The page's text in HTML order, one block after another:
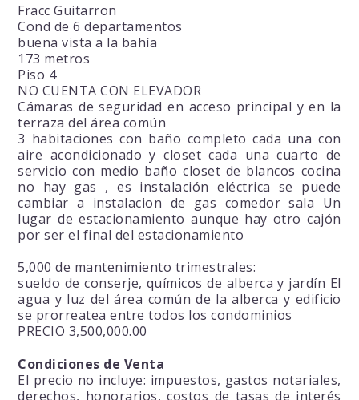
Fracc Guitarron
Cond de 6 departamentos
buena vista a la bahía
173 metros
Piso 4
NO CUENTA CON ELEVADOR
Cámaras de seguridad en acceso principal y en la
terraza del área común
3 habitaciones con baño completo cada una con
aire acondicionado y closet cada una cuarto de
servicio con medio baño closet de blancos cocina
no hay gas , es instalación eléctrica se puede
cambiar a instalacion de gas comedor sala Un
lugar de estacionamiento aunque hay otro cajón
por ser el final del estacionamiento
5,000 de mantenimiento trimestrales:
sueldo de conserje, químicos de alberca y jardín El
agua y luz del área común de la alberca y edificio
se prorreatea entre todos los condominios
PRECIO 3,500,000.00
Condiciones de Venta
El precio no incluye: impuestos, gastos notariales,
derechos, honorarios, costos de tasas de interés